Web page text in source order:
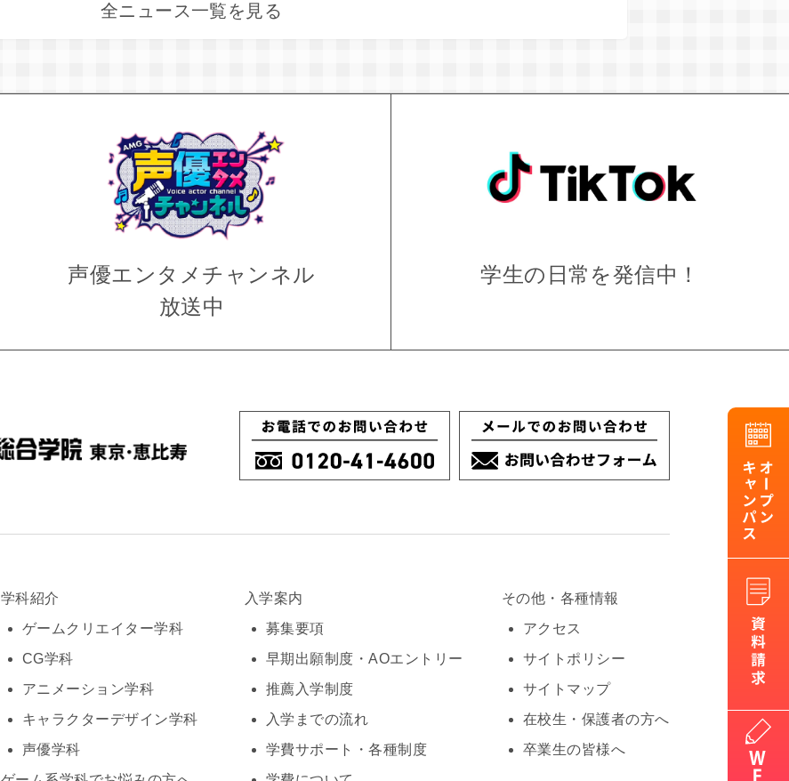
全ニュース一覧を見る
声優エンタメ チャンネル
放送中
学生の日常を発信中！
学科紹介
ゲームクリエイター学科
CG学科
アニメーション学科
キャラクターデザイン学科
声優学科
入学案内
募集要項
早期出願制度・AOエントリー
推薦入学制度
入学までの流れ
学費サポート・各種制度
その他・各種情報
アクセス
サイトポリシー
サイトマップ
在校生・保護者の方へ
卒業生の皆様へ